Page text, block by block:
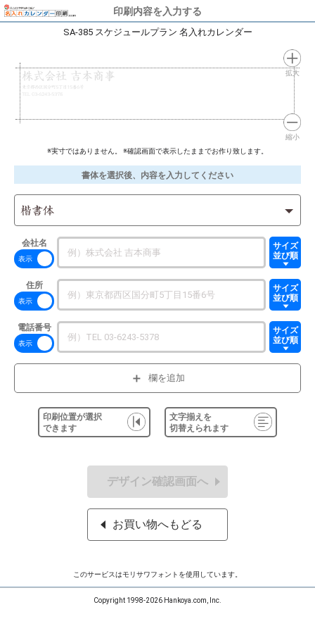
印刷内容を入力する
SA-385 スケジュールプラン 名入れカレンダー
株式会社 吉本商事
東京都西区国分町5丁目15番6号
拡大
縮小
※実寸ではありません。 ※確認画面で表示したままでお作り致します。
書体を選択後、内容を入力してください
楷書体
会社名
サイズ
並び順
住所
サイズ
並び順
電話番号
サイズ
並び順
欄を追加
印刷位置が選択
できます
文字揃えを
切替えられます
デザイン確認画面へ
お買い物へもどる
このサービスはモリサワフォントを使用しています。
Copyright 1998-2026 Hankoya.com, Inc.